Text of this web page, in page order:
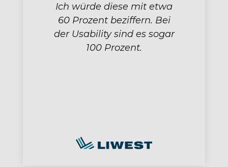
Ich würde diese mit etwa
60 Prozent beziffern. Bei
der Usability sind es sogar
100 Prozent.